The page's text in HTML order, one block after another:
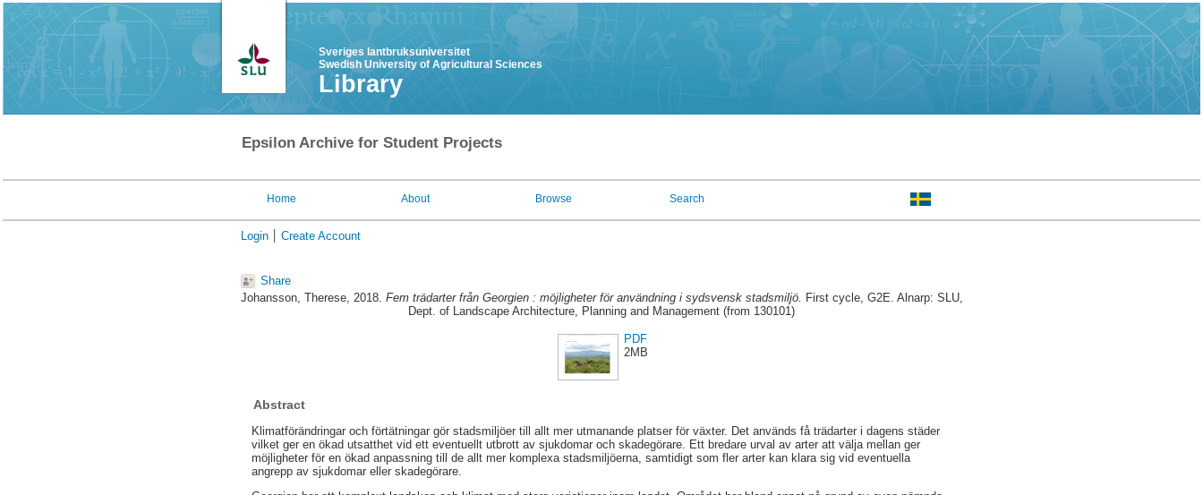
Sveriges lantbruksuniversitet
Swedish University of Agricultural Sciences
Library
Epsilon Archive for Student Projects
Home About Browse Search
Login Create Account
Share
Johansson, Therese, 2018. Fem trädarter från Georgien : möjligheter för användning i sydsvensk stadsmiljö. First cycle, G2E. Alnarp: SLU,
Dept. of Landscape Architecture, Planning and Management (from 130101)
PDF
2MB
Abstract
Klimatförändringar och förtätningar gör stadsmiljöer till allt mer utmanande platser för växter. Det används få trädarter i dagens städer
vilket ger en ökad utsatthet vid ett eventuellt utbrott av sjukdomar och skadegörare. Ett bredare urval av arter att välja mellan ger
möjligheter för en ökad anpassning till de allt mer komplexa stadsmiljöerna, samtidigt som fler arter kan klara sig vid eventuella
angrepp av sjukdomar eller skadegörare.